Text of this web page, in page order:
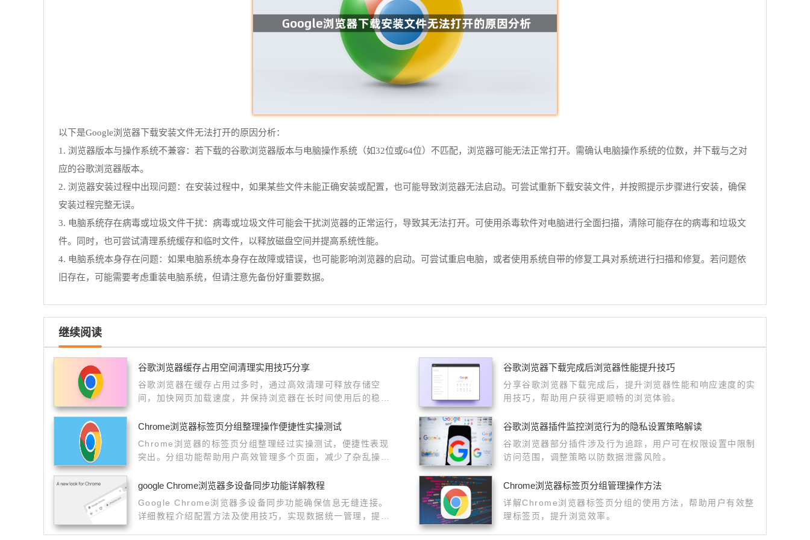
以下是Google浏览器下载安装文件无法打开的原因分析：
1. 浏览器版本与操作系统不兼容：若下载的谷歌浏览器版本与电脑操作系统（如32位或64位）不匹配，浏览器可能无法正常打开。需确认电脑操作系统的位数，并下载与之对
应的谷歌浏览器版本。
2. 浏览器安装过程中出现问题：在安装过程中，如果某些文件未能正确安装或配置，也可能导致浏览器无法启动。可尝试重新下载安装文件，并按照提示步骤进行安装，确保
安装过程完整无误。
3. 电脑系统存在病毒或垃圾文件干扰：病毒或垃圾文件可能会干扰浏览器的正常运行，导致其无法打开。可使用杀毒软件对电脑进行全面扫描，清除可能存在的病毒和垃圾文
件。同时，也可尝试清理系统缓存和临时文件，以释放磁盘空间并提高系统性能。
4. 电脑系统本身存在问题：如果电脑系统本身存在故障或错误，也可能影响浏览器的启动。可尝试重启电脑，或者使用系统自带的修复工具对系统进行扫描和修复。若问题依
旧存在，可能需要考虑重装电脑系统，但请注意先备份好重要数据。
继续阅读
谷歌浏览器缓存占用空间清理实用技巧分享
谷歌浏览器在缓存占用过多时，通过高效清理可释放存储空
间，加快网页加载速度，并保持浏览器在长时间使用后的稳定
谷歌浏览器下载完成后浏览器性能提升技巧
分享谷歌浏览器下载完成后，提升浏览器性能和响应速度的实
用技巧，帮助用户获得更顺畅的浏览体验。
Chrome浏览器标签页分组整理操作便捷性实操测试
Chrome浏览器的标签页分组整理经过实操测试，便捷性表现
突出。分组功能帮助用户高效管理多个页面，减少了杂乱操
谷歌浏览器插件监控浏览行为的隐私设置策略解读
谷歌浏览器部分插件涉及行为追踪，用户可在权限设置中限制
访问范围，调整策略以防数据泄露风险。
google Chrome浏览器多设备同步功能详解教程
Google Chrome浏览器多设备同步功能确保信息无缝连接。
详细教程介绍配置方法及使用技巧，实现数据统一管理，提升
Chrome浏览器标签页分组管理操作方法
详解Chrome浏览器标签页分组的使用方法，帮助用户有效整
理标签页，提升浏览效率。